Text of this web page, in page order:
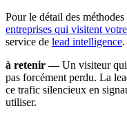
Pour le détail des
entreprises qui visitent
service de lead intelligence.
à retenir —Un visiteur qui
pas forcément perdu. La
ce trafic silencieux en
utiliser.